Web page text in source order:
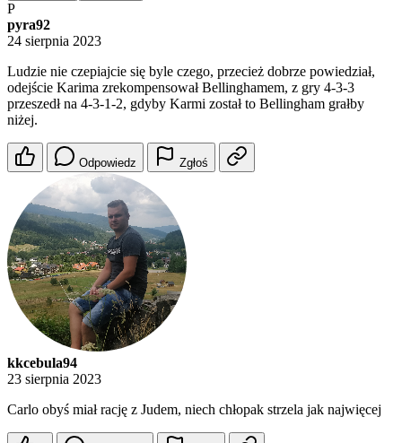
P
pyra92
24 sierpnia 2023
Ludzie nie czepiajcie się byle czego, przecież dobrze powiedział,
odejście Karima zrekompensował Bellinghamem, z gry 4-3-3
przeszedł na 4-3-1-2, gdyby Karmi został to Bellingham grałby
niżej.
Odpowiedz Zgłoś
kkcebula94
23 sierpnia 2023
Carlo obyś miał rację z Judem, niech chłopak strzela jak najwięcej